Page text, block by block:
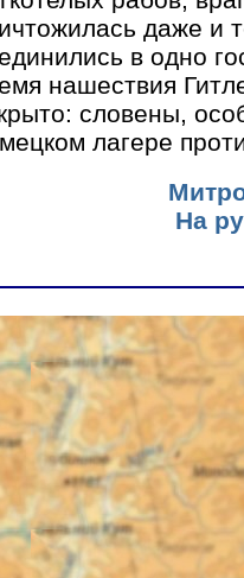
даже и
в одно
нашествия
словены,
лагере
На